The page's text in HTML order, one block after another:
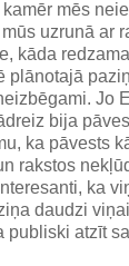
mēs
uzrunā ar
kāda
plānotajā
Jo
bija
ka pāvests
rakstos
ka
daudzi
publiski atzīt